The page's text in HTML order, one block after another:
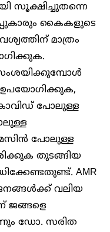
സൂക്ഷിച്ചുതന്നെ
കൈകളുടെ
മാത്രം
ഉപയോഗിക്കുക,
പോലുള്ള
പോലുള്ള
തുടങ്ങിയ
AMR
വലിയ
ജങ്ങളെ
ഡോ. സരിത